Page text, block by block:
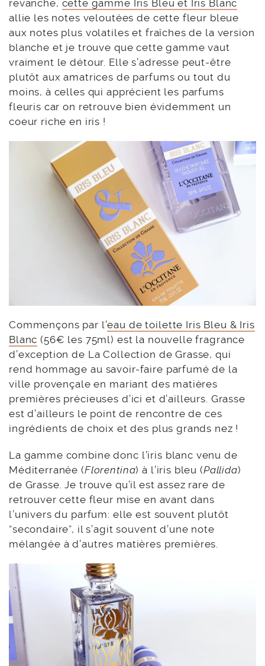
revanche, cette gamme Iris Bleu et Iris Blanc
allie les notes veloutées de cette fleur bleue
aux notes plus volatiles et fraîches de la version
blanche et je trouve que cette gamme vaut
vraiment le détour. Elle s’adresse peut-être
plutôt aux amatrices de parfums ou tout du
moins, à celles qui apprécient les parfums
fleuris car on retrouve bien évidemment un
coeur riche en iris !
Commençons par l’eau de toilette Iris Bleu & Iris
Blanc (56€ les 75ml) est la nouvelle fragrance
d’exception de La Collection de Grasse, qui
rend hommage au savoir-faire parfumé de la
ville provençale en mariant des matières
premières précieuses d’ici et d’ailleurs. Grasse
est d’ailleurs le point de rencontre de ces
ingrédients de choix et des plus grands nez !
La gamme combine donc l’iris blanc venu de
Méditerranée (Florentina) à l’iris bleu (Pallida)
de Grasse. Je trouve qu’il est assez rare de
retrouver cette fleur mise en avant dans
l’univers du parfum: elle est souvent plutôt
“secondaire”, il s’agit souvent d’une note
mélangée à d’autres matières premières.